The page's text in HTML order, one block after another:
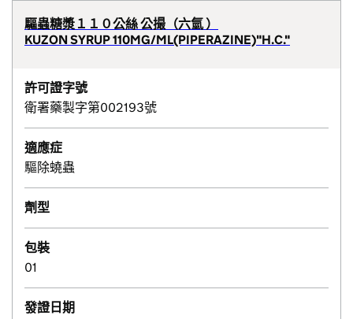
驅蟲糖漿１１０公絲 公撮（六氫 ）
KUZON SYRUP 110MG/ML(PIPERAZINE)"H.C."
許可證字號
衛署藥製字第002193號
適應症
驅除蟯蟲
劑型
包裝
01
發證日期